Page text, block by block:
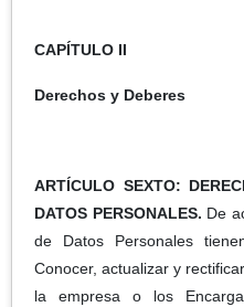
CAPÍTULO II
Derechos y Deberes
ARTÍCULO SEXTO:
DATOS PERSONALES. De
de Datos Personales
Conocer, actualizar y
la empresa o los